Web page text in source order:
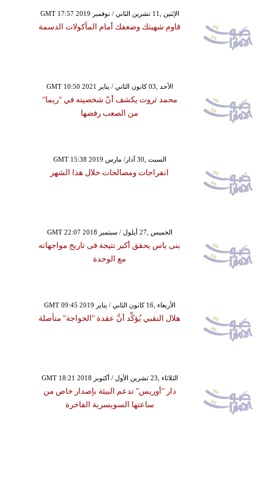
GMT 17:57 2019 الإثنين ,11 تشرين الثاني / نوفمبر
قاوم شهيتك وضعفك أمام المأكولات الدسمة
GMT 10:50 2021 الأحد ,03 كانون الثاني / يناير
محمد ثروت يكشف أنّ شخصيته في "ريما"
من الصعب رفضها
GMT 15:38 2019 السبت ,30 آذار/ مارس
انفراجات ومصالحات خلال هذا الشهر
GMT 22:07 2018 الخميس ,27 أيلول / سبتمبر
بنى ياس يحقق أكبر نتيجة فى تاريخ مواجهاته
مع الوحدة
GMT 09:45 2019 الأربعاء ,16 كانون الثاني / يناير
هلال النقبي يُؤكِّد أنَّ عقدة "الخواجة" متأصلة
GMT 18:21 2018 الثلاثاء ,23 تشرين الأول / أكتوبر
دار "أوريس" تدعم البيئة بإصدار خاص من
ساعتها السويسرية الفاخرة